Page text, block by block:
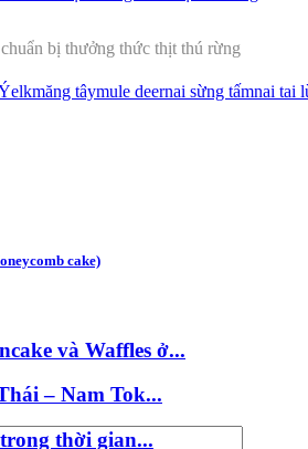
bị thưởng thức thịt thú rừng
elkmăng tâymule deernai sừng tấmnai tai
cake)